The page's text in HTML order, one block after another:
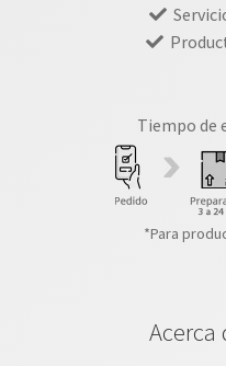
Tiempo de
*Para
Acerca